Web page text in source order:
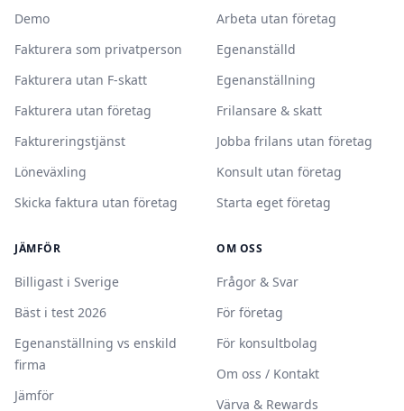
Demo
Fakturera som privatperson
Fakturera utan F-skatt
Fakturera utan företag
Faktureringstjänst
Löneväxling
Skicka faktura utan företag
Arbeta utan företag
Egenanställd
Egenanställning
Frilansare & skatt
Jobba frilans utan företag
Konsult utan företag
Starta eget företag
JÄMFÖR
Billigast i Sverige
Bäst i test 2026
Egenanställning vs enskild
firma
Jämför
OM OSS
Frågor & Svar
För företag
För konsultbolag
Om oss / Kontakt
Värva & Rewards